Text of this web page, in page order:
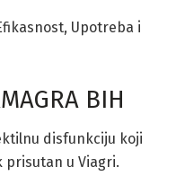
Upotreba i
BIH
disfunkciju koji
u Viagri.